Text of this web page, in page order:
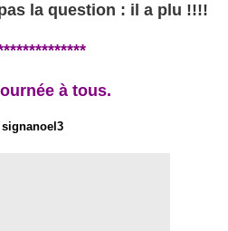
la question : il a plu !!!!
à tous.